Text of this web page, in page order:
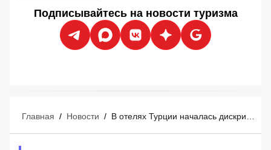
Подписывайтесь на новости туризма
Главная / Новости / В отелях Турции началась дискриминация туристов по имущественному цензу